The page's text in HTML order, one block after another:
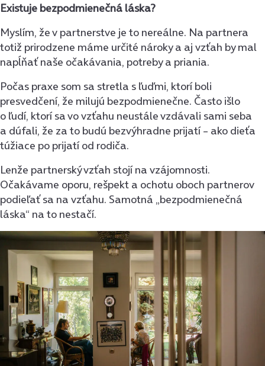
Existuje bezpodmienečná láska?
Myslím, že v partnerstve je to nereálne. Na partnera
totiž prirodzene máme určité nároky a aj vzťah by mal
napĺňať naše očakávania, potreby a priania.
Počas praxe som sa stretla s ľuďmi, ktorí boli
presvedčení, že milujú bezpodmienečne. Často išlo
o ľudí, ktorí sa vo vzťahu neustále vzdávali sami seba
a dúfali, že za to budú bezvýhradne prijatí – ako dieťa
túžiace po prijatí od rodiča.
Lenže partnerský vzťah stojí na vzájomnosti.
Očakávame oporu, rešpekt a ochotu oboch partnerov
podieľať sa na vzťahu. Samotná „bezpodmienečná
láska“ na to nestačí.